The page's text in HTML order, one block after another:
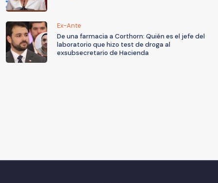
Ex-Ante
De una farmacia a Corthorn: Quién es el jefe del
laboratorio que hizo test de droga al
exsubsecretario de Hacienda